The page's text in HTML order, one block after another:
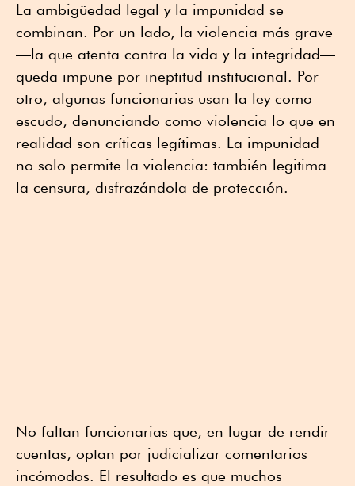
La ambigüedad legal y la impunidad se
combinan. Por un lado, la violencia más grave
—la que atenta contra la vida y la integridad—
queda impune por ineptitud institucional. Por
otro, algunas funcionarias usan la ley como
escudo, denunciando como violencia lo que en
realidad son críticas legítimas. La impunidad
no solo permite la violencia: también legitima
la censura, disfrazándola de protección.
No faltan funcionarias que, en lugar de rendir
cuentas, optan por judicializar comentarios
incómodos. El resultado es que muchos